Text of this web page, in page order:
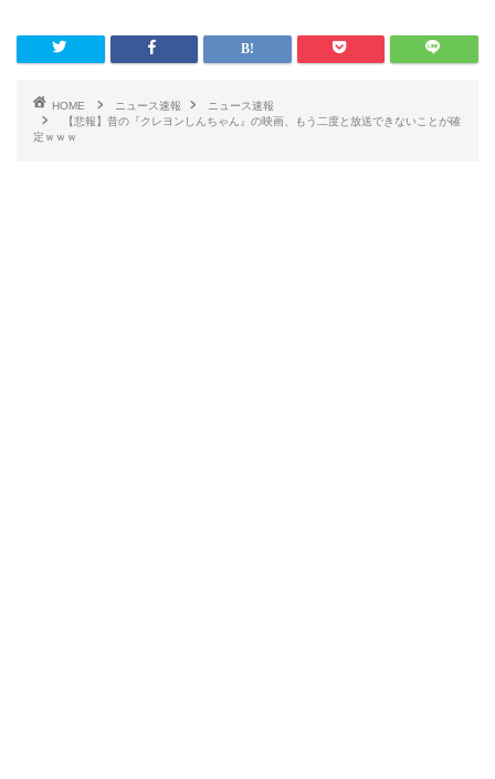
HOME ニュース速報
ニュース速報
【悲報】昔の『クレヨンしんちゃん』の映画、もう二度と放送できないことが確
定ｗｗｗ